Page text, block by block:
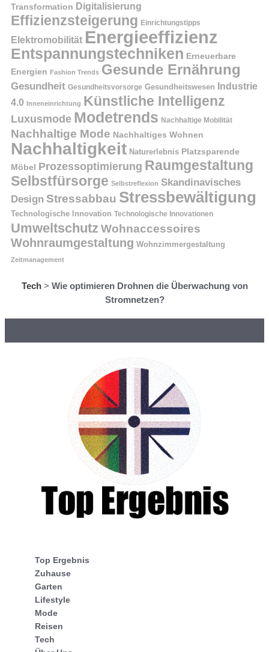
Transformation Digitalisierung
Effizienzsteigerung Einrichtungstipps
Elektromobilität Energieeffizienz
Entspannungstechniken Erneuerbare
Energien Fashion Trends Gesunde Ernährung
Gesundheit Gesundheitsvorsorge Gesundheitswesen Industrie
4.0 Inneneinrichtung Künstliche Intelligenz
Luxusmode Modetrends Nachhaltige Mobilität
Nachhaltige Mode Nachhaltiges Wohnen
Nachhaltigkeit Naturerlebnis Platzsparende
Möbel Prozessoptimierung Raumgestaltung
Selbstfürsorge Selbstreflexion Skandinavisches
Design Stressabbau Stressbewältigung
Technologische Innovation Technologische Innovationen
Umweltschutz Wohnaccessoires
Wohnraumgestaltung Wohnzimmergestaltung
Zeitmanagement
Tech> Wie optimieren Drohnen die Überwachung von
Stromnetzen?
Top Ergebnis
Zuhause
Garten
Lifestyle
Mode
Reisen
Tech